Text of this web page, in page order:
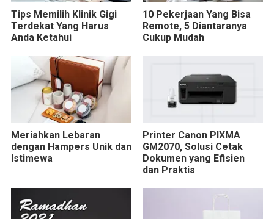
Tips Memilih Klinik Gigi
Terdekat Yang Harus
Anda Ketahui
10 Pekerjaan Yang Bisa
Remote, 5 Diantaranya
Cukup Mudah
Meriahkan Lebaran
dengan Hampers Unik dan
Istimewa
Printer Canon PIXMA
GM2070, Solusi Cetak
Dokumen yang Efisien
dan Praktis